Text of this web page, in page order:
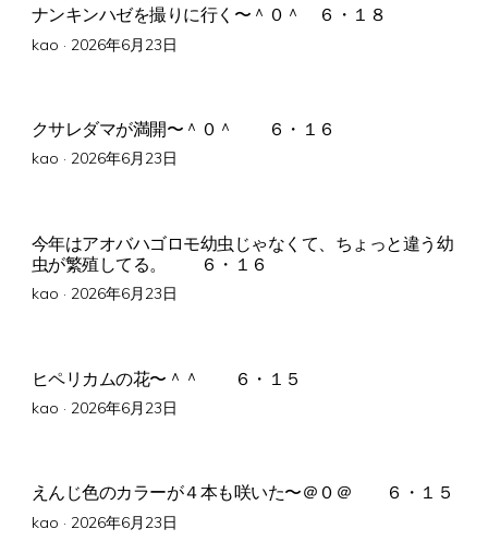
ナンキンハゼを撮りに行く〜＾０＾ ６・１８
kao · Posted
2026年6月23日
クサレダマが満開〜＾０＾ ６・１６
kao · Posted
2026年6月23日
今年はアオバハゴロモ幼虫じゃなくて、ちょっと違う幼
虫が繁殖してる。 ６・１６
kao · Posted
2026年6月23日
ヒペリカムの花〜＾＾ ６・１５
kao · Posted
2026年6月23日
えんじ色のカラーが４本も咲いた〜＠０＠ ６・１５
kao · Posted
2026年6月23日